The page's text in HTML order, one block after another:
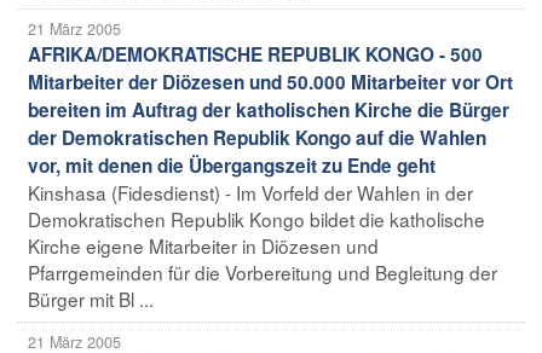
21 März 2005
AFRIKA/DEMOKRATISCHE REPUBLIK KONGO - 500
Mitarbeiter der Diözesen und 50.000 Mitarbeiter vor Ort
bereiten im Auftrag der katholischen Kirche die Bürger
der Demokratischen Republik Kongo auf die Wahlen
vor, mit denen die Übergangszeit zu Ende geht
Kinshasa (Fidesdienst) - Im Vorfeld der Wahlen in der
Demokratischen Republik Kongo bildet die katholische
Kirche eigene Mitarbeiter in Diözesen und
Pfarrgemeinden für die Vorbereitung und Begleitung der
Bürger mit Bl ...
21 März 2005